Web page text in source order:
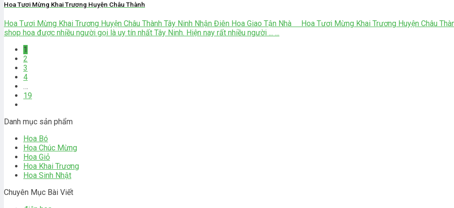
Hoa Tươi Mừng Khai Trương Huyện Châu Thành
Hoa Tươi Mừng Khai Trương Huyện Châu Thành Tây Ninh Nhận Điên Hoa Giao Tận Nhà Hoa Tươi Mừng Khai Trương Huyện Châu
shop hoa được nhiều người gọi là uy tín nhất Tây Ninh. Hiện nay rất nhiều người ... ...
1
2
3
4
…
19
Danh mục sản phẩm
Hoa Bó
Hoa Chúc Mừng
Hoa Giỏ
Hoa Khai Trương
Hoa Sinh Nhật
Chuyên Mục Bài Viết